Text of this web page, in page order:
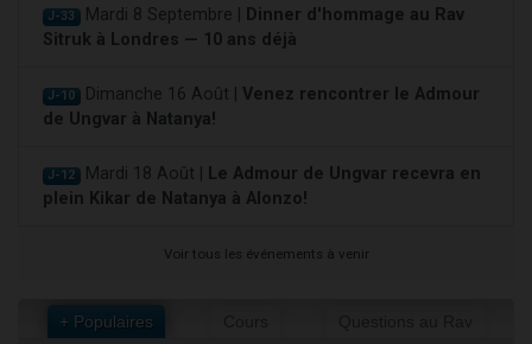
J-33 Mardi 8 Septembre |
Dinner d'hommage au Rav
Sitruk à Londres — 10 ans déjà
J-10 Dimanche 16 Août | Venez rencontrer le Admour
de Ungvar à Natanya!
J-12 Mardi 18 Août |
Le Admour de Ungvar recevra en
plein Kikar de Natanya à Alonzo!
Voir tous les événements à venir
+ Populaires